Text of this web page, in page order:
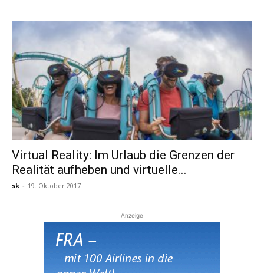
Virtual Reality: Im Urlaub die Grenzen der
Realität aufheben und virtuelle...
sk - 19. Oktober 2017
Anzeige